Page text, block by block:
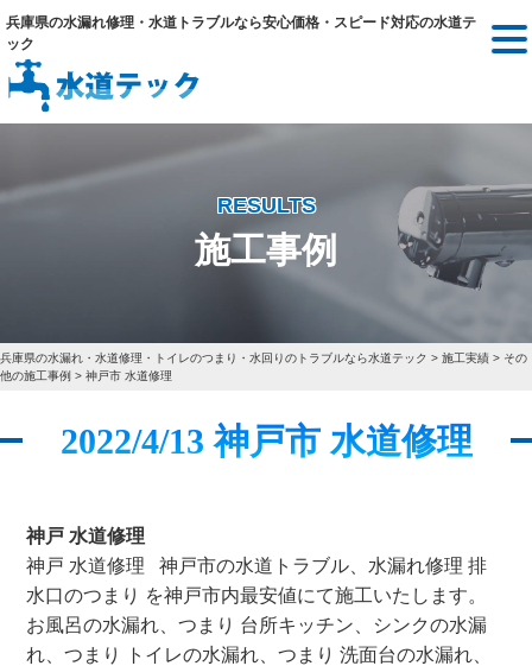
兵庫県の水漏れ修理・水道トラブルなら安心価格・スピード対応の水道テ
ック
RESULTS
施工事例
兵庫県の水漏れ・水道修理・トイレのつまり・水回りのトラブルなら水道テック > 施工実績 > その
他の施工事例 > 神戸市 水道修理
2022/4/13 神戸市 水道修理
神戸 水道修理
神戸 水道修理 神戸市の水道トラブル、水漏れ修理 排
水口のつまり を神戸市内最安値にて施工いたします。
お風呂の水漏れ、つまり 台所キッチン、シンクの水漏
れ、つまり トイレの水漏れ、つまり 洗面台の水漏れ、